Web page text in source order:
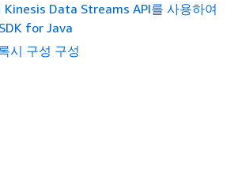
Kinesis Data Streams API를 사용하여
for Java
시 구성 구성